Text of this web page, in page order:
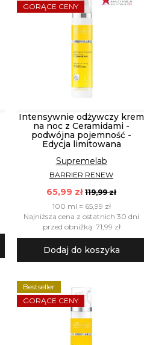
GORĄCE CENY
Intensywnie odżywczy krem
na noc z Ceramidami -
podwójna pojemność -
Edycja limitowana
Supremelab
BARRIER RENEW
65,99 zł 119,99 zł
100 ml = 65,99 zł
Najniższa cena z ostatnich 30 dni
przed obniżką: 71,99 zł
Dodaj do koszyka
Bestseller
GORĄCE CENY